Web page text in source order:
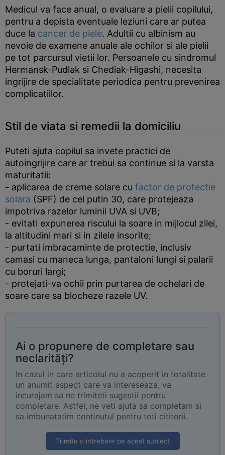
Medicul va face anual, o evaluare a pielii copilului,
pentru a depista eventuale leziuni care ar putea
duce la cancer de piele. Adultii cu albinism au
nevoie de examene anuale ale ochilor si ale pielii
pe tot parcursul vietii lor. Persoanele cu sindromul
Hermansk-Pudlak si Chediak-Higashi, necesita
ingrijire de specialitate periodica pentru prevenirea
complicatiilor.
Stil de viata si remedii la domiciliu
Puteti ajuta copilul sa invete practici de
autoingrijire care ar trebui sa continue si la varsta
maturitatii:
- aplicarea de creme solare cu factor de protectie
solara (SPF) de cel putin 30, care protejeaza
impotriva razelor luminii UVA si UVB;
- evitati expunerea riscului la soare in mijlocul zilei,
la altitudini mari si in zilele insorite;
- purtati imbracaminte de protectie, inclusiv
camasi cu maneca lunga, pantaloni lungi si palarii
cu boruri largi;
- protejati-va ochii prin purtarea de ochelari de
soare care sa blocheze razele UV.
Ai o propunere de completare sau
neclarități?
In cazul in care articolul nu a acoperit in totalitate
un anumit aspect care va intereseaza, va
incurajam sa ne trimiteti sugestii pentru
completare. Astfel, ne veti ajuta sa completam si
sa imbunatatim continutul pentru toti cititorii.
Trimite o intrebare pe acest subiect